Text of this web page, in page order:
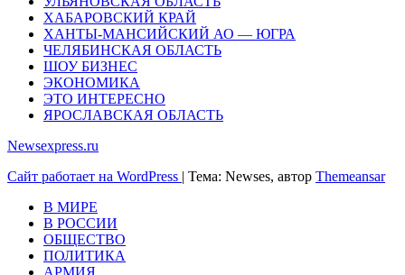
ХАБАРОВСКИЙ КРАЙ
ХАНТЫ-МАНСИЙСКИЙ АО — ЮГРА
ЧЕЛЯБИНСКАЯ ОБЛАСТЬ
ШОУ БИЗНЕС
ЭКОНОМИКА
ЭТО ИНТЕРЕСНО
ЯРОСЛАВСКАЯ ОБЛАСТЬ
Newsexpress.ru
Сайт работает на WordPress | Тема: Newses, автор Themeansar
В МИРЕ
В РОССИИ
ОБЩЕСТВО
ПОЛИТИКА
АРМИЯ